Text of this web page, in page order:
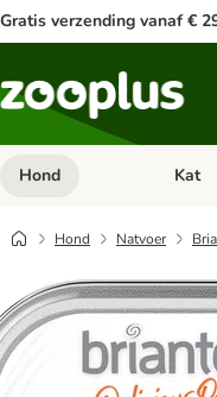
Gratis verzending vanaf €
Hond Open
Kat
Hond Natvoer